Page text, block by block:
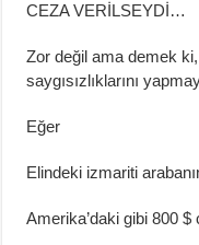
CEZA VERİLSEYDİ…
Zor değil ama demek
saygısızlıklarını
Eğer
Elindeki izmariti
Amerika’daki gibi 800 $